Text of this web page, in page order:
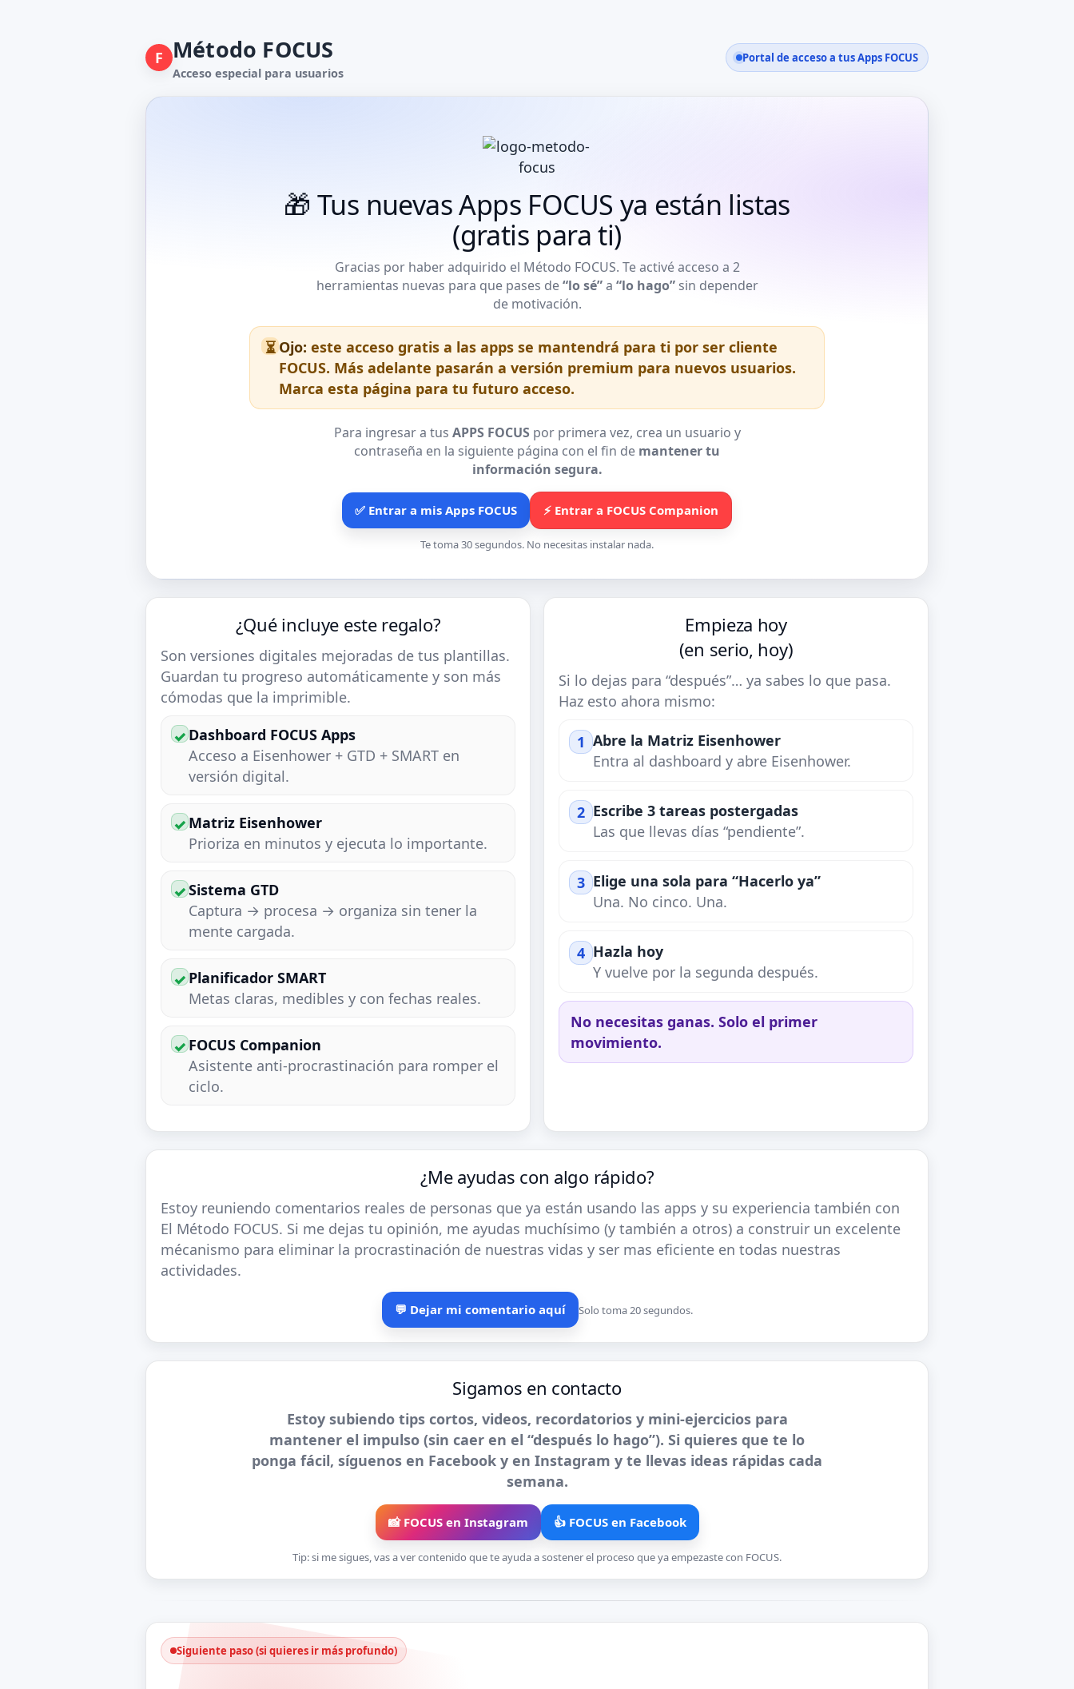
F Método FOCUS
Acceso especial para usuarios
Portal de acceso a tus Apps FOCUS
🎁 Tus nuevas Apps FOCUS ya están listas
(gratis para ti)
Gracias por haber adquirido el Método FOCUS. Te activé acceso a 2
herramientas nuevas para que pases de“lo sé”a “lo hago”sin depender
de motivación.
⏳ Ojo: este acceso gratis a las apps se mantendrá para ti por ser cliente
FOCUS. Más adelante pasarán a versión premium para nuevos usuarios.
Marca esta página para tu futuro acceso.
Para ingresar a tus APPS FOCUS por primera vez, crea un usuario y
contraseña en la siguiente página con el fin de mantener tu
información segura.
✅ Entrar a mis Apps FOCUS ⚡ Entrar a FOCUS Companion
Te toma 30 segundos. No necesitas instalar nada.
¿Qué incluye este regalo?
Son versiones digitales mejoradas de tus plantillas.
Guardan tu progreso automáticamente y son más
cómodas que la imprimible.
✓Dashboard FOCUS Apps
Acceso a Eisenhower + GTD + SMART en
versión digital.
✓Matriz Eisenhower
Prioriza en minutos y ejecuta lo importante.
✓Sistema GTD
Captura → procesa → organiza sin tener la
mente cargada.
✓Planificador SMART
Metas claras, medibles y con fechas reales.
✓FOCUS Companion
Asistente anti-procrastinación para romper el
ciclo.
Empieza hoy
(en serio, hoy)
Si lo dejas para “después”… ya sabes lo que pasa.
Haz esto ahora mismo:
1 Abre la Matriz Eisenhower
Entra al dashboard y abre Eisenhower.
2 Escribe 3 tareas postergadas
Las que llevas días “pendiente”.
3 Elige una sola para “Hacerlo ya”
Una. No cinco. Una.
4 Hazla hoy
Y vuelve por la segunda después.
No necesitas ganas. Solo el primer
movimiento.
¿Me ayudas con algo rápido?
Estoy reuniendo comentarios reales de personas que ya están usando las apps y su experiencia también con
El Método FOCUS. Si me dejas tu opinión, me ayudas muchísimo (y también a otros) a construir un excelente
mécanismo para eliminar la procrastinación de nuestras vidas y ser mas eficiente en todas nuestras
actividades.
💬 Dejar mi comentario aquí Solo toma 20 segundos.
Sigamos en contacto
Estoy subiendo tips cortos, videos, recordatorios y mini-ejercicios para
mantener el impulso (sin caer en el “después lo hago”). Si quieres que te lo
ponga fácil, síguenos en Facebook y en Instagram y te llevas ideas rápidas cada
semana.
📸 FOCUS en Instagram 👍 FOCUS en Facebook
Tip: si me sigues, vas a ver contenido que te ayuda a sostener el proceso que ya empezaste con FOCUS.
Siguiente paso (si quieres ir más profundo)